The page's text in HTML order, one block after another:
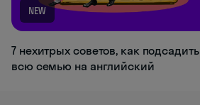
NEW
7 нехитрых советов, как подсадить
всю семью на английский